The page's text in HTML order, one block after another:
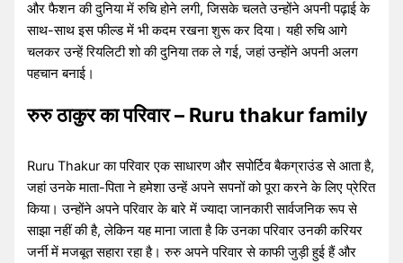
और फैशन की दुनिया में रुचि होने लगी, जिसके चलते उन्होंने अपनी पढ़ाई के
साथ-साथ इस फील्ड में भी कदम रखना शुरू कर दिया। यही रुचि आगे
चलकर उन्हें रियलिटी शो की दुनिया तक ले गई, जहां उन्होंने अपनी अलग
पहचान बनाई।
रुरु ठाकुर का परिवार – Ruru thakur family
Ruru Thakur का परिवार एक साधारण और सपोर्टिव बैकग्राउंड से आता है,
जहां उनके माता-पिता ने हमेशा उन्हें अपने सपनों को पूरा करने के लिए प्रेरित
किया। उन्होंने अपने परिवार के बारे में ज्यादा जानकारी सार्वजनिक रूप से
साझा नहीं की है, लेकिन यह माना जाता है कि उनका परिवार उनकी करियर
जर्नी में मजबूत सहारा रहा है। रुरु अपने परिवार से काफी जुड़ी हुई हैं और